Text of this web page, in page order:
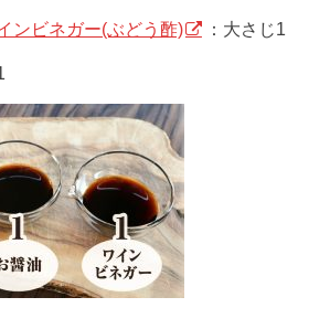
ンビネガー(ぶどう酢) ：大さじ1